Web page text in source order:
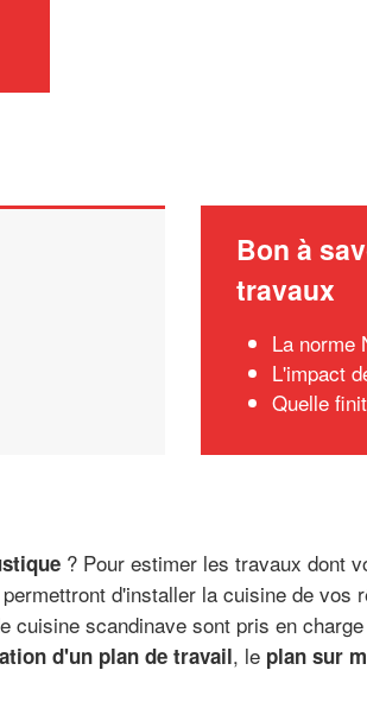
Bon à
travaux
La norme
L'impact
Quelle
? Pour estimer les travaux dont
d'installer la cuisine de vos
cuisine scandinave sont pris en
d'un plan de travail, le plan sur